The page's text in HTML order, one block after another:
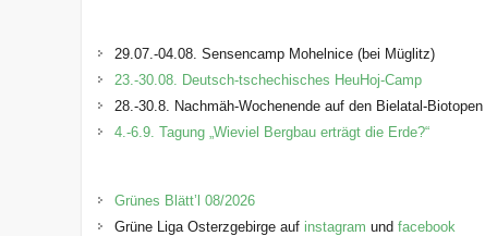
29.07.-04.08. Sensencamp Mohelnice (bei Müglitz)
23.-30.08. Deutsch-tschechisches HeuHoj-Camp
28.-30.8. Nachmäh-Wochenende auf den Bielatal-Biotopen
4.-6.9. Tagung „Wieviel Bergbau erträgt die Erde?“
Grünes Blätt’l 08/2026
Grüne Liga Osterzgebirge auf instagram und facebook